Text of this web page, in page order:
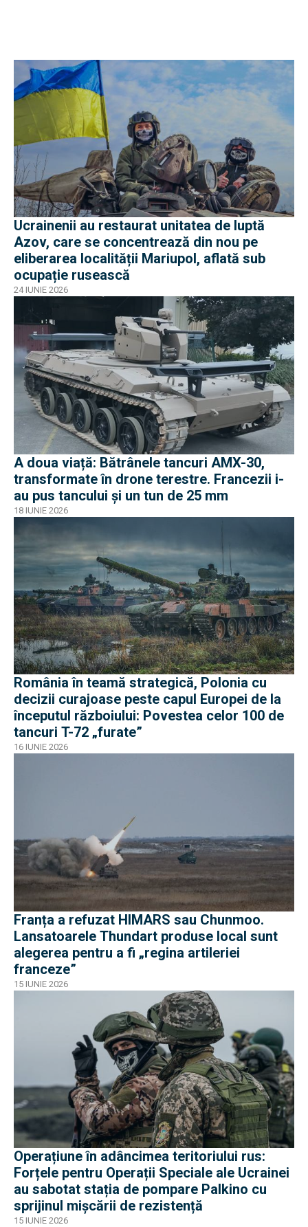
Ucrainenii au restaurat unitatea de luptă
Azov, care se concentrează din nou pe
eliberarea localității Mariupol, aflată sub
ocupație rusească
24 IUNIE 2026
A doua viață: Bătrânele tancuri AMX-30,
transformate în drone terestre. Francezii i-
au pus tancului și un tun de 25 mm
18 IUNIE 2026
România în teamă strategică, Polonia cu
decizii curajoase peste capul Europei de la
începutul războiului: Povestea celor 100 de
tancuri T-72 „furate”
16 IUNIE 2026
Franța a refuzat HIMARS sau Chunmoo.
Lansatoarele Thundart produse local sunt
alegerea pentru a fi „regina artileriei
franceze”
15 IUNIE 2026
Operațiune în adâncimea teritoriului rus:
Forțele pentru Operații Speciale ale Ucrainei
au sabotat stația de pompare Palkino cu
sprijinul mișcării de rezistență
15 IUNIE 2026